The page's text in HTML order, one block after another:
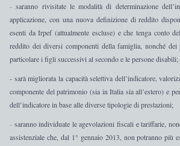
-saranno rivisitate le modalità di determinazione
applicazione , con una nuova definizione di reddito
esenti da Irpef (attualmente escluse) eche tenga conto
reddito dei diversi componenti della famiglia , nonché dei
particolare i figli successivi al secondo e le persone disabili;
- sarà migliorata la capacità selettiva dell’indicatore,
componente del patrimonio (sia in Italia sia all’estero) e
dell’indicatore in base alle diverse tipologie di prestazioni;
- sarannoindividuate le agevolazioni fiscali e tariffarie ,
assistenziale che, dal 1° gennaio 2013, non potranno più